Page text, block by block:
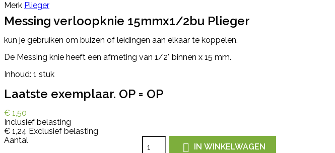
Merk Plieger
Messing verloopknie 15mmx1/2bu Plieger
kun je gebruiken om buizen of leidingen aan elkaar te koppelen.
De Messing knie heeft een afmeting van 1/2" binnen x 15 mm.
Inhoud: 1 stuk
Laatste exemplaar. OP = OP
€ 1,50
Inclusief belasting
€ 1,24 Exclusief belasting
Aantal
 IN WINKELWAGEN